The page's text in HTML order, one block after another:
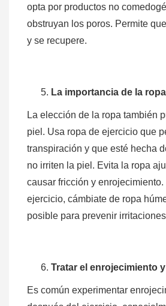
opta por productos no
obstruyan los poros. Permite
y se recupere.
La importancia de la
La elección de la ropa también
piel. Usa ropa de ejercicio que
transpiración y que esté hecha
no irriten la piel. Evita la ropa
causar fricción y enrojecimiento.
ejercicio, cámbiate de ropa
posible para prevenir
Tratar el enrojecimiento
Es común experimentar